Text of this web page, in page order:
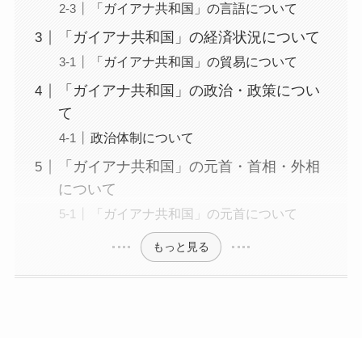
「ガイアナ共和国」の言語について
「ガイアナ共和国」の経済状況について
「ガイアナ共和国」の貿易について
「ガイアナ共和国」の政治・政策につい
て
政治体制について
「ガイアナ共和国」の元首・首相・外相
について
「ガイアナ共和国」の元首について
もっと見る